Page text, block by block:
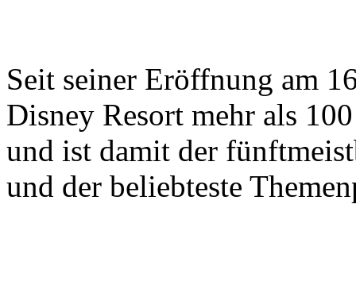
Seit seiner Eröffnung am
Disney Resort mehr als
und ist damit der
und der beliebteste